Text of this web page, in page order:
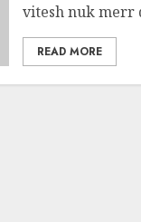
vitesh nuk merr
READ MORE